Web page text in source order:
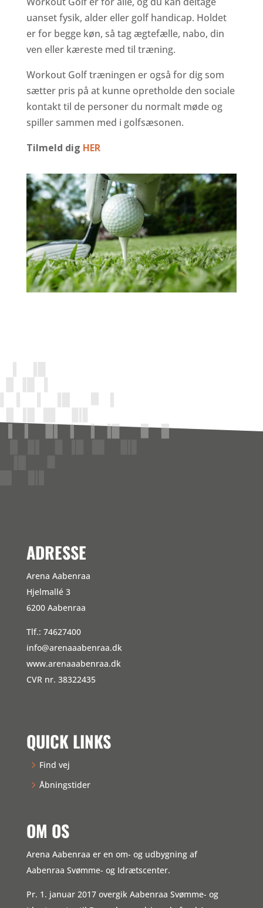
uanset fysik, alder eller golf handicap. Holdet
er for begge køn, så tag ægtefælle, nabo, din
ven eller kæreste med til træning.
Workout Golf træningen er også for dig som
sætter pris på at kunne opretholde den sociale
kontakt til de personer du normalt møde og
spiller sammen med i golfsæsonen.
Tilmeld dig HER
ADRESSE
Arena Aabenraa
Hjelmallé 3
6200 Aabenraa
Tlf.: 74627400
info@arenaaabenraa.dk
www.arenaaabenraa.dk
CVR nr. 38322435
QUICK LINKS
Find vej
Åbningstider
OM OS
Arena Aabenraa er en om- og udbygning af
Aabenraa Svømme- og Idrætscenter.
Pr. 1. januar 2017 overgik Aabenraa Svømme- og